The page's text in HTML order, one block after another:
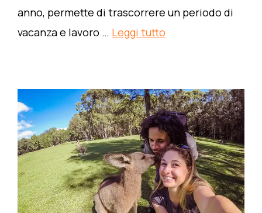
anno, permette di trascorrere un periodo di
vacanza e lavoro … Leggi tutto